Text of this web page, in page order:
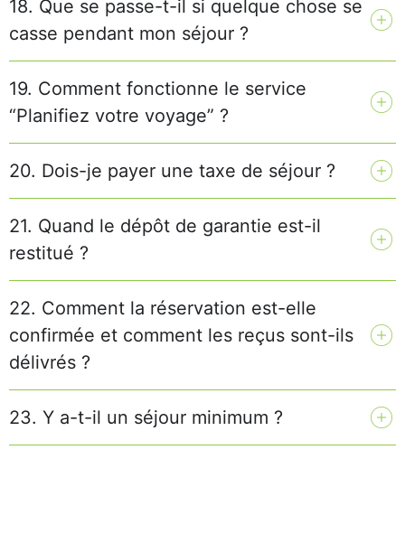
18. Que se passe-t-il si quelque chose se
casse pendant mon séjour ?
19. Comment fonctionne le service
“Planifiez votre voyage” ?
20. Dois-je payer une taxe de séjour ?
21. Quand le dépôt de garantie est-il
restitué ?
22. Comment la réservation est-elle
confirmée et comment les reçus sont-ils
délivrés ?
23. Y a-t-il un séjour minimum ?